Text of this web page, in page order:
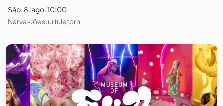
Sáb. 8. ago. 10:00
Narva-Jõesuu tuletorn